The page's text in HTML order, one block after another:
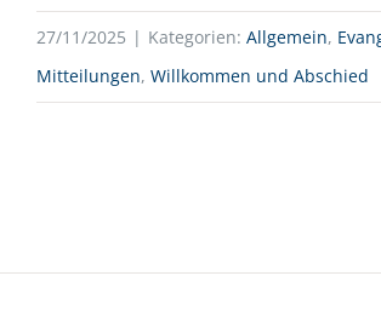
27/11/2025 | Kategorien: Allgemein,
Mitteilungen, Willkommen und Abschied